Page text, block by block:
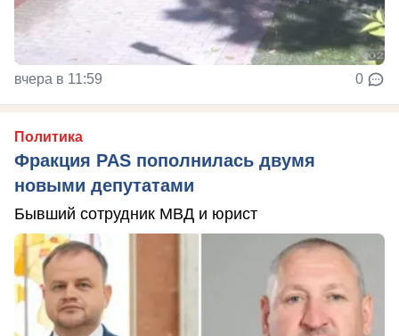
вчера в 11:59 0
Политика
Фракция PAS пополнилась двумя
новыми депутатами
Бывший сотрудник МВД и юрист